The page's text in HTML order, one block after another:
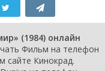
(1984) онлайн
Фильм на телефон
Кинокрад.